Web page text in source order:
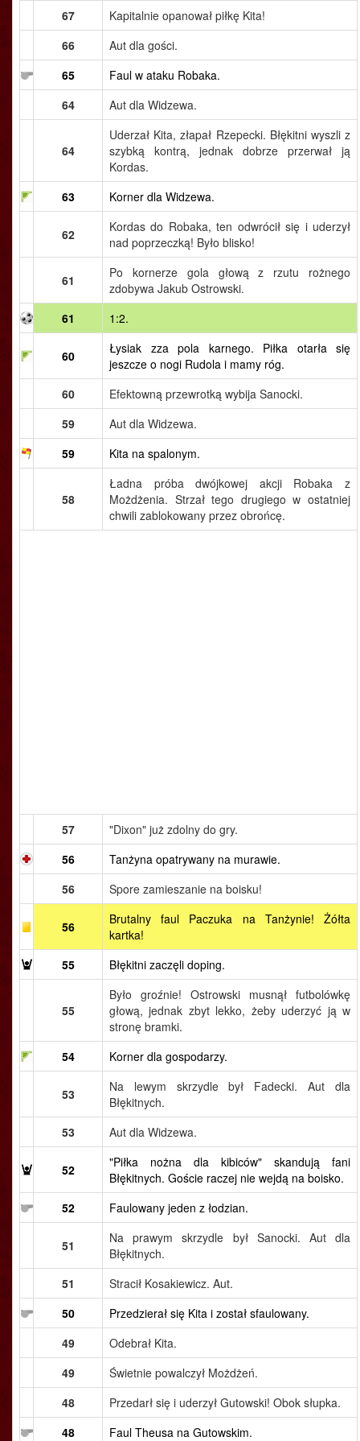
67
Kapitalnie opanował piłkę Kita!
66
Aut dla gości.
65
Faul w ataku Robaka.
64
Aut dla Widzewa.
64
Uderzał Kita, złapał Rzepecki. Błękitni wyszli z
szybką kontrą, jednak dobrze przerwał ją
Kordas.
63
Korner dla Widzewa.
62
Kordas do Robaka, ten odwrócił się i uderzył
nad poprzeczką! Było blisko!
61
Po kornerze gola głową z rzutu rożnego
zdobywa Jakub Ostrowski.
61
1:2.
60
Łysiak zza pola karnego. Piłka otarła się
jeszcze o nogi Rudola i mamy róg.
60
Efektowną przewrotką wybija Sanocki.
59
Aut dla Widzewa.
59
Kita na spalonym.
58
Ładna próba dwójkowej akcji Robaka z
Możdżenia. Strzał tego drugiego w ostatniej
chwili zablokowany przez obrońcę.
57
"Dixon" już zdolny do gry.
56
Tanżyna opatrywany na murawie.
56
Spore zamieszanie na boisku!
56
Brutalny faul Paczuka na Tanżynie! Żółta
kartka!
55
Błękitni zaczęli doping.
55
Było groźnie! Ostrowski musnął futbolówkę
głową, jednak zbyt lekko, żeby uderzyć ją w
stronę bramki.
54
Korner dla gospodarzy.
53
Na lewym skrzydle był Fadecki. Aut dla
Błękitnych.
53
Aut dla Widzewa.
52
"Piłka nożna dla kibiców" skandują fani
Błękitnych. Goście raczej nie wejdą na boisko.
52
Faulowany jeden z łodzian.
51
Na prawym skrzydle był Sanocki. Aut dla
Błękitnych.
51
Stracił Kosakiewicz. Aut.
50
Przedzierał się Kita i został sfaulowany.
49
Odebrał Kita.
49
Świetnie powalczył Możdżeń.
48
Przedarł się i uderzył Gutowski! Obok słupka.
48
Faul Theusa na Gutowskim.